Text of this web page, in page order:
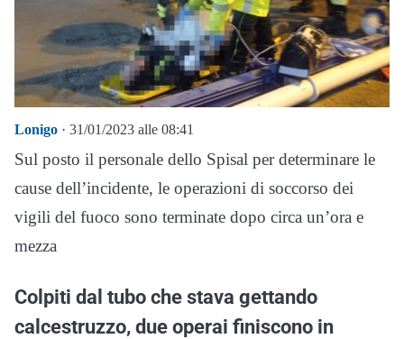
Lonigo · 31/01/2023 alle 08:41
Sul posto il personale dello Spisal per determinare le
cause dell’incidente, le operazioni di soccorso dei
vigili del fuoco sono terminate dopo circa un’ora e
mezza
Colpiti dal tubo che stava gettando
calcestruzzo, due operai finiscono in